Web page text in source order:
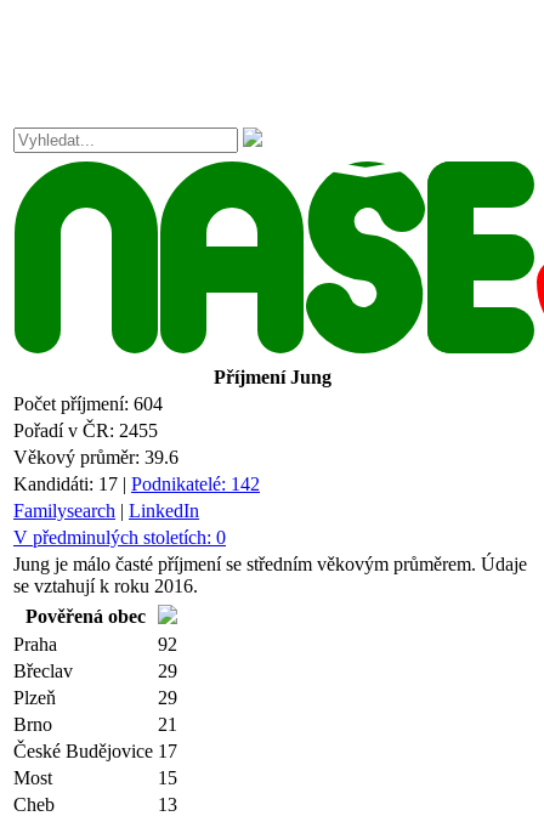
PříjmeníJung
Počet příjmení: 604
Pořadí v ČR: 2455
Věkový průměr: 39.6
Kandidáti: 17 | Podnikatelé: 142
Familysearch | LinkedIn
V předminulých stoletích: 0
Jung je málo časté příjmení se středním věkovým průměrem. Údaje
se vztahují k roku 2016.
Pověřená obec
Praha
92
Břeclav
29
Plzeň
29
Brno
21
České Budějovice 17
Most
15
Cheb
13